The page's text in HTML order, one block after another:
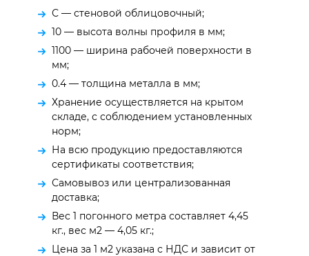
С — стеновой облицовочный;
10 — высота волны профиля в мм;
1100 — ширина рабочей поверхности в
мм;
0.4 — толщина металла в мм;
Хранение осуществляется на крытом
складе, с соблюдением установленных
норм;
На всю продукцию предоставляются
сертификаты соответствия;
Самовывоз или централизованная
доставка;
Вес 1 погонного метра составляет 4,45
кг., вес м2 — 4,05 кг.;
Цена за 1 м2 указана с НДС и зависит от